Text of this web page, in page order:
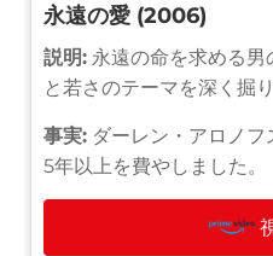
永遠の愛 (2006)
説明: 永遠の命を求める
と若さのテーマを深く掘
事実: ダーレン・アロノ
5年以上を費やしました。